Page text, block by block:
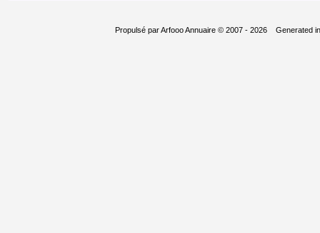
Propulsé parArfooo Annuaire© 2007 - 2026 Generated